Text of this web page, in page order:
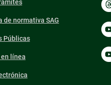
de normativa SAG
Públicas
línea